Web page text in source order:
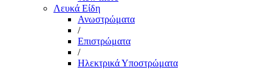
Λευκά Είδη
Ανωστρώματα
/
Επιστρώματα
/
Ηλεκτρικά Υποστρώματα